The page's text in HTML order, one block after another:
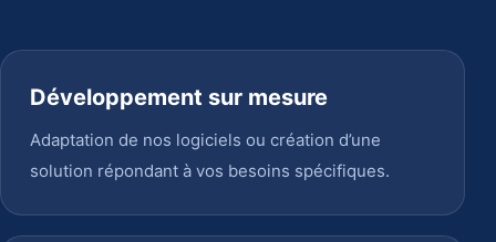
Développement sur mesure
Adaptation de nos logiciels ou création d’une
solution répondant à vos besoins spécifiques.